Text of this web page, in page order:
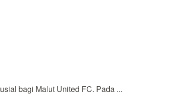
bagi Malut United FC. Pada ...